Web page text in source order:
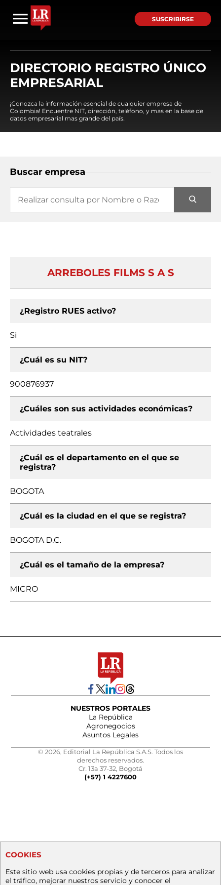
SUSCRIBIRSE
DIRECTORIO REGISTRO ÚNICO
EMPRESARIAL
¡Conozca la información esencial de cualquier empresa de
Colombia! Encuentre NIT, dirección, teléfono, y mas en la base de
datos empresarial mas grande del país.
Buscar empresa
ARREBOLES FILMS S A S
¿Registro RUES activo?
Si
¿Cuál es su NIT?
900876937
¿Cuáles son sus actividades económicas?
Actividades teatrales
¿Cuál es el departamento en el que se
registra?
BOGOTA
¿Cuál es la ciudad en el que se registra?
BOGOTA D.C.
¿Cuál es el tamaño de la empresa?
MICRO
NUESTROS PORTALES
La República
Agronegocios
Asuntos Legales
© 2026, Editorial La República S.A.S. Todos los
derechos reservados.
Cr. 13a 37-32, Bogotá
(+57) 1 4227600
COOKIES
Este sitio web usa cookies propias y de terceros para analizar
el tráfico, mejorar nuestros servicio y conocer el